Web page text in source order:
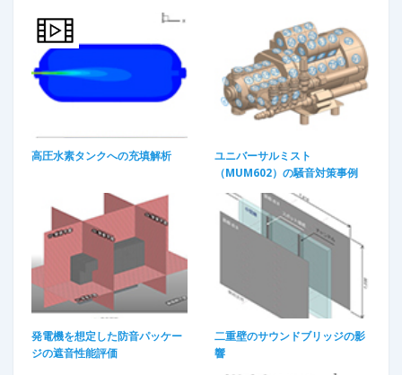
高圧水素タンクへの充填解析
ユニバーサルミスト
（MUM602）の騒音対策事例
発電機を想定した防音パッケー
ジの遮音性能評価
二重壁のサウンドブリッジの影
響